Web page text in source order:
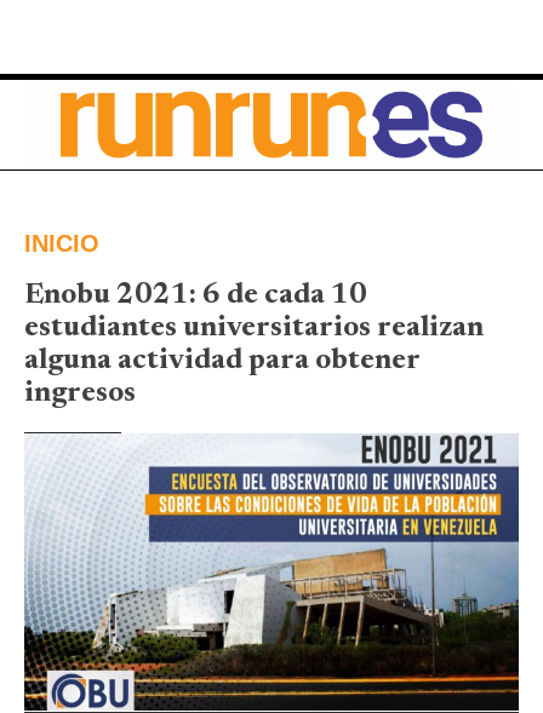
INICIO
Enobu 2021: 6 de cada 10
estudiantes universitarios realizan
alguna actividad para obtener
ingresos